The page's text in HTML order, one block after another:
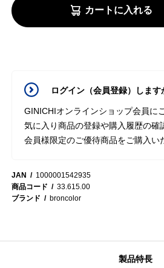
カートに入れる
ログイン（会員登録）します
GINICHIオンラインショップ会員に
気に入り商品の登録や購入履歴の確
会員様限定のご優待商品をご購入い
JAN
1000001542935
商品コード
33.615.00
ブランド
broncolor
製品特長